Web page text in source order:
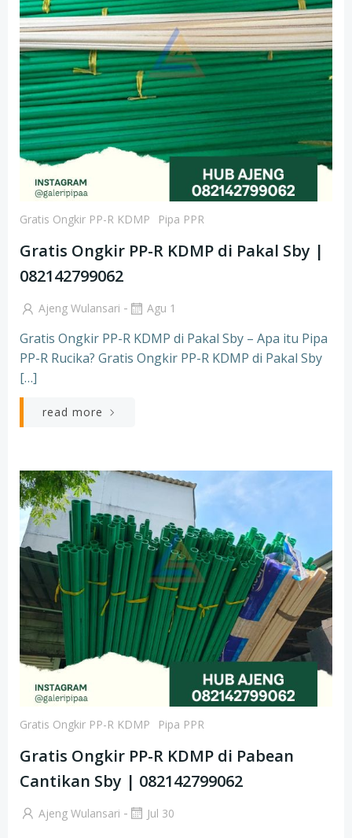
Gratis Ongkir PP-R KDMP Pipa PPR
Gratis Ongkir PP-R KDMP di Pakal Sby |
082142799062
Ajeng Wulansari - Agu 1
Gratis Ongkir PP-R KDMP di Pakal Sby – Apa itu Pipa
PP-R Rucika? Gratis Ongkir PP-R KDMP di Pakal Sby
[…]
read more
Gratis Ongkir PP-R KDMP Pipa PPR
Gratis Ongkir PP-R KDMP di Pabean
Cantikan Sby | 082142799062
Ajeng Wulansari - Jul 30